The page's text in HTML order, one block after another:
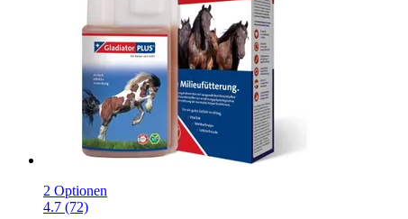
2 Optionen
4.7 (72)